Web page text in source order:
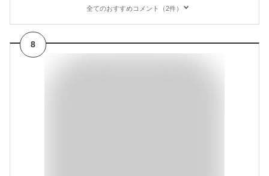
全てのおすすめコメント（2件）
8